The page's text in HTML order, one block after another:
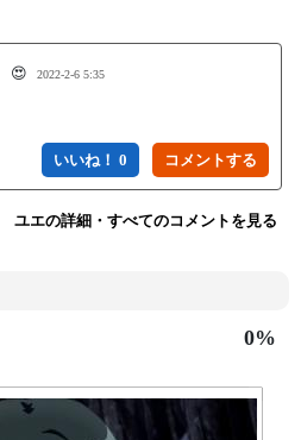
😍 2022-2-6 5:35
いいね！ 0
ユエの詳細・すべてのコメントを見る
0%